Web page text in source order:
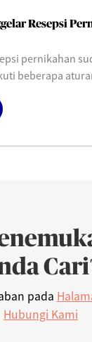
Resepsi
pernikahan
beberapa
pada
Hubungi Kami